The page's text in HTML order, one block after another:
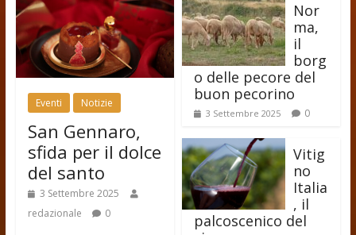
Eventi Notizie
San Gennaro,
sfida per il dolce
del santo
3 Settembre 2025
redazionale
0
Nor
ma,
il
borg
o delle pecore del
buon pecorino
3 Settembre 2025 0
Vitig
no
Italia
, il
palcoscenico del